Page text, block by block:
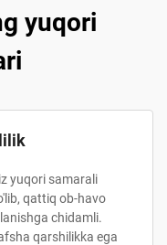
yuqori
yuqori samarali
qattiq ob-havo
chidamli.
qarshilikka ega